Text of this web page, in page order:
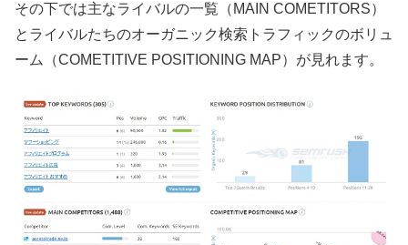
その下では主なライバルの一覧（MAIN COMETITORS）
とライバルたちのオーガニック検索トラフィックのボリュ
ーム（COMETITIVE POSITIONING MAP）が見れます。